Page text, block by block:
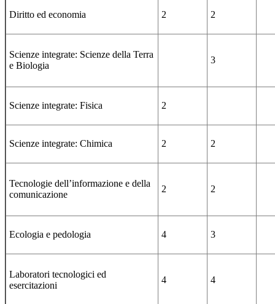
Diritto ed economia 2 2
Scienze integrate: Scienze della Terra
e Biologia
3
Scienze integrate: Fisica 2
Scienze integrate: Chimica 2 2
Tecnologie dell’informazione e della
comunicazione
2 2
Ecologia e pedologia 4 3
Laboratori tecnologici ed
esercitazioni
4 4